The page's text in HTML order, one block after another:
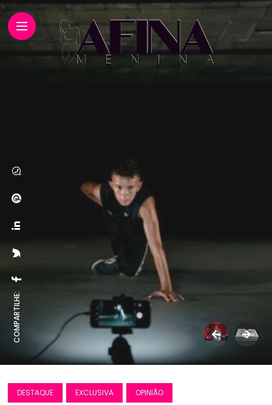
COMPARTILHE:
DESTAQUE EXCLUSIVA OPINIÃO